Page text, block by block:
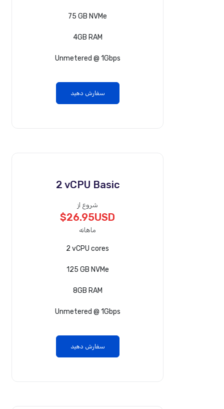
75 GB NVMe
4GB RAM
Unmetered @ 1Gbps
سفارش دهید
2 vCPU Basic
شروع از
$26.95USD
ماهانه
2 vCPU cores
125 GB NVMe
8GB RAM
Unmetered @ 1Gbps
سفارش دهید